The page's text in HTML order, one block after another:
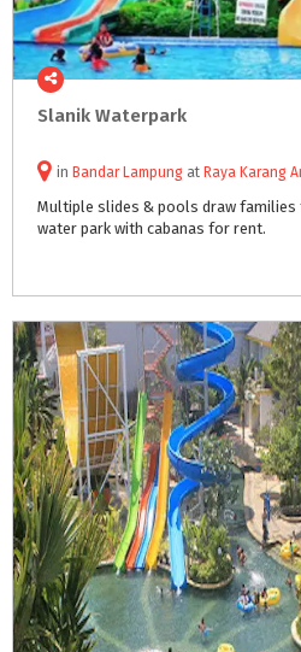
Slanik Waterpark
in Bandar Lampung at Raya Karang
Multiple slides & pools draw families
water park with cabanas for rent.